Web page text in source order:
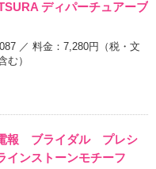
ディパーチュアーブ
／ 料金：7,280円
（税・文
む）
報 ブライダル プレシ
インストーンモチーフ